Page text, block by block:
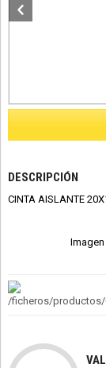
DESCRIPCIÓN
CINTA AISLANTE
Imagen